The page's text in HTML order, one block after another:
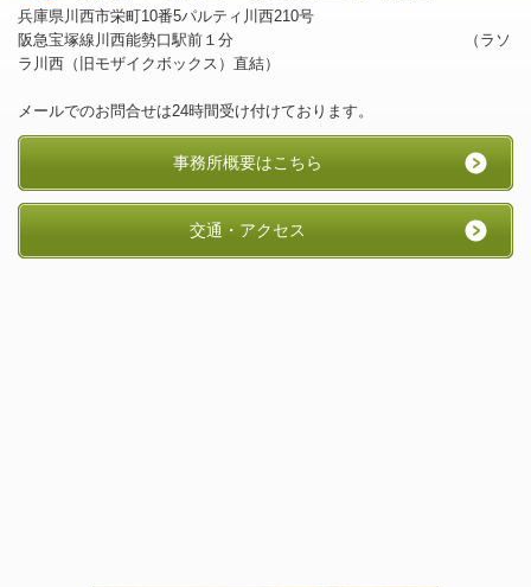
兵庫県川西市栄町10番5パルティ川西210号
阪急宝塚線川西能勢口駅前１分 （ラソ
ラ川西（旧モザイクボックス）直結）
メールでのお問合せは24時間受け付けております。
事務所概要はこちら
交通・アクセス